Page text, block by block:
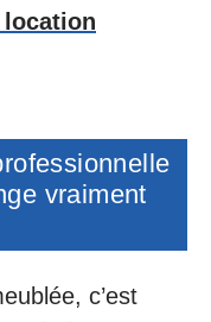
location
vraiment
c’est